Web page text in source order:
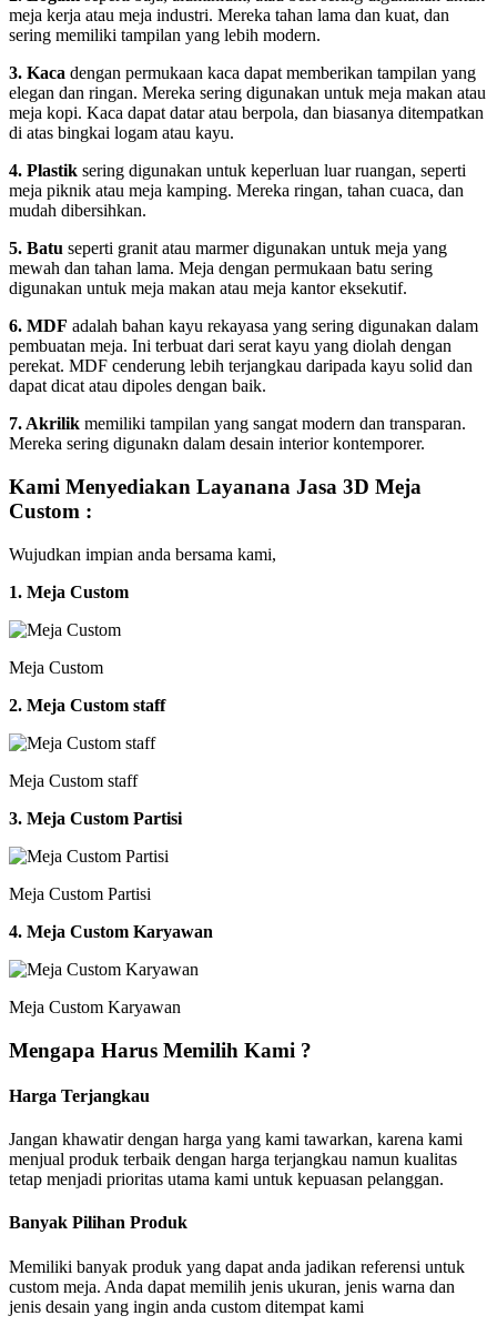
meja kerja atau meja industri. Mereka tahan lama dan kuat, dan
sering memiliki tampilan yang lebih modern.
3. Kaca dengan permukaan kaca dapat memberikan tampilan yang
elegan dan ringan. Mereka sering digunakan untuk meja makan atau
meja kopi. Kaca dapat datar atau berpola, dan biasanya ditempatkan
di atas bingkai logam atau kayu.
4. Plastik sering digunakan untuk keperluan luar ruangan, seperti
meja piknik atau meja kamping. Mereka ringan, tahan cuaca, dan
mudah dibersihkan.
5. Batu seperti granit atau marmer digunakan untuk meja yang
mewah dan tahan lama. Meja dengan permukaan batu sering
digunakan untuk meja makan atau meja kantor eksekutif.
6. MDF adalah bahan kayu rekayasa yang sering digunakan dalam
pembuatan meja. Ini terbuat dari serat kayu yang diolah dengan
perekat. MDF cenderung lebih terjangkau daripada kayu solid dan
dapat dicat atau dipoles dengan baik.
7. Akrilik memiliki tampilan yang sangat modern dan transparan.
Mereka sering digunakn dalam desain interior kontemporer.
Kami Menyediakan Layanana Jasa 3D Meja
Custom :
Wujudkan impian anda bersama kami,
1. Meja Custom
Meja Custom
2. Meja Custom staff
Meja Custom staff
3. Meja Custom Partisi
Meja Custom Partisi
4. Meja Custom Karyawan
Meja Custom Karyawan
Mengapa Harus Memilih Kami ?
Harga Terjangkau
Jangan khawatir dengan harga yang kami tawarkan, karena kami
menjual produk terbaik dengan harga terjangkau namun kualitas
tetap menjadi prioritas utama kami untuk kepuasan pelanggan.
Banyak Pilihan Produk
Memiliki banyak produk yang dapat anda jadikan referensi untuk
custom meja. Anda dapat memilih jenis ukuran, jenis warna dan
jenis desain yang ingin anda custom ditempat kami